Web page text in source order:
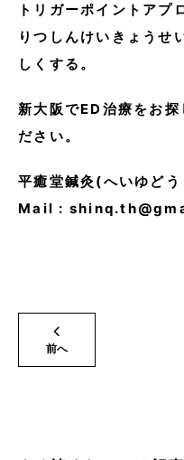
トリガーポイントアプ
りつしんけいきょうせ
しくする。
新大阪でED治療をお
ださい。
平癒堂鍼灸(へいゆ
Mail :
前へ